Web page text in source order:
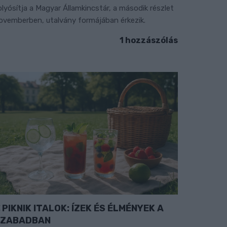
a Magyar Államkincstár, a második részlet
utalvány formájában érkezik.
1 hozzászólás
PIKNIK ITALOK: ÍZEK ÉS ÉLMÉNYEK A